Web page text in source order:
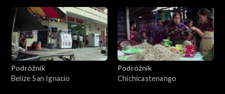
Podróżnik
Belize San Ignacio
Podróżnik
Chichicastenango